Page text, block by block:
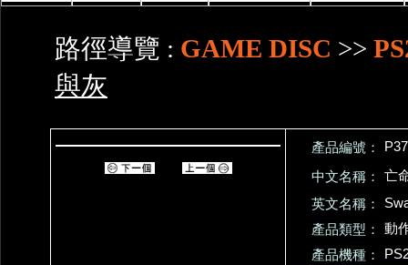
路徑導覽 : GAME DISC >>
與灰
產品編號：
中文名稱：
亡
英文名稱：
產品類型：
動
產品機種：